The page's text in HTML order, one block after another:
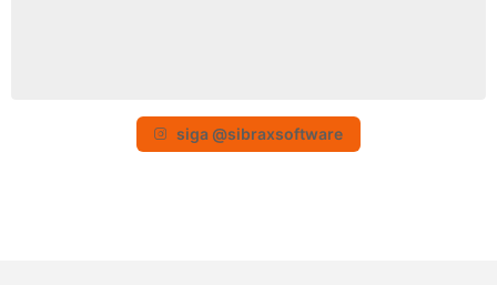
siga @sibraxsoftware